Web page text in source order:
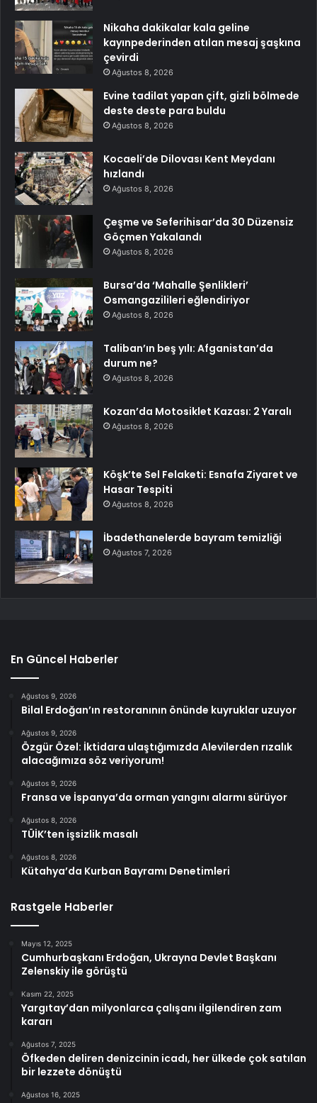
Nikaha dakikalar kala geline
kayınpederinden atılan mesaj şaşkına
çevirdi
Ağustos 8, 2026
Evine tadilat yapan çift, gizli bölmede
deste deste para buldu
Ağustos 8, 2026
Kocaeli’de Dilovası Kent Meydanı
hızlandı
Ağustos 8, 2026
Çeşme ve Seferihisar’da 30 Düzensiz
Göçmen Yakalandı
Ağustos 8, 2026
Bursa’da ‘Mahalle Şenlikleri’
Osmangazilileri eğlendiriyor
Ağustos 8, 2026
Taliban’ın beş yılı: Afganistan’da
durum ne?
Ağustos 8, 2026
Kozan’da Motosiklet Kazası: 2 Yaralı
Ağustos 8, 2026
Köşk’te Sel Felaketi: Esnafa Ziyaret ve
Hasar Tespiti
Ağustos 8, 2026
İbadethanelerde bayram temizliği
Ağustos 7, 2026
En Güncel Haberler
Ağustos 9, 2026
Bilal Erdoğan’ın restoranının önünde kuyruklar uzuyor
Ağustos 9, 2026
Özgür Özel: İktidara ulaştığımızda Alevilerden rızalık
alacağımıza söz veriyorum!
Ağustos 9, 2026
Fransa ve İspanya’da orman yangını alarmı sürüyor
Ağustos 8, 2026
TÜİK’ten işsizlik masalı
Ağustos 8, 2026
Kütahya’da Kurban Bayramı Denetimleri
Rastgele Haberler
Mayıs 12, 2025
Cumhurbaşkanı Erdoğan, Ukrayna Devlet Başkanı
Zelenskiy ile görüştü
Kasım 22, 2025
Yargıtay’dan milyonlarca çalışanı ilgilendiren zam
kararı
Ağustos 7, 2025
Öfkeden deliren denizcinin icadı, her ülkede çok satılan
bir lezzete dönüştü
Ağustos 16, 2025